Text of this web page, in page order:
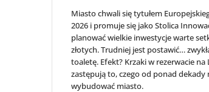
Miasto chwali się tytułem
2026 i promuje się jako Stolica
planować wielkie inwestycje warte
złotych. Trudniej jest postawić…
toaletę. Efekt? Krzaki w rezerwacie na
zastępują to, czego od ponad dekady
wybudować miasto.